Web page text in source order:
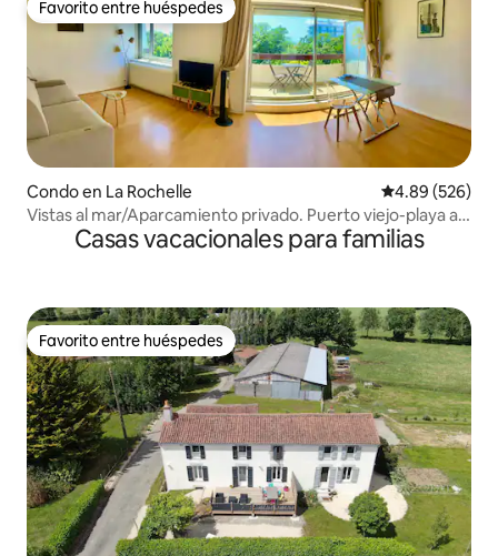
Favorito entre huéspedes
Favorito entre huéspedes
Condo en La Rochelle Calificación
4.89 (526)
Vistas al mar/Aparcamiento privado. Puerto viejo-playa a
15' a pie.Casas vacacionales para familias
Favorito entre huéspedes
Favorito entre huéspedes